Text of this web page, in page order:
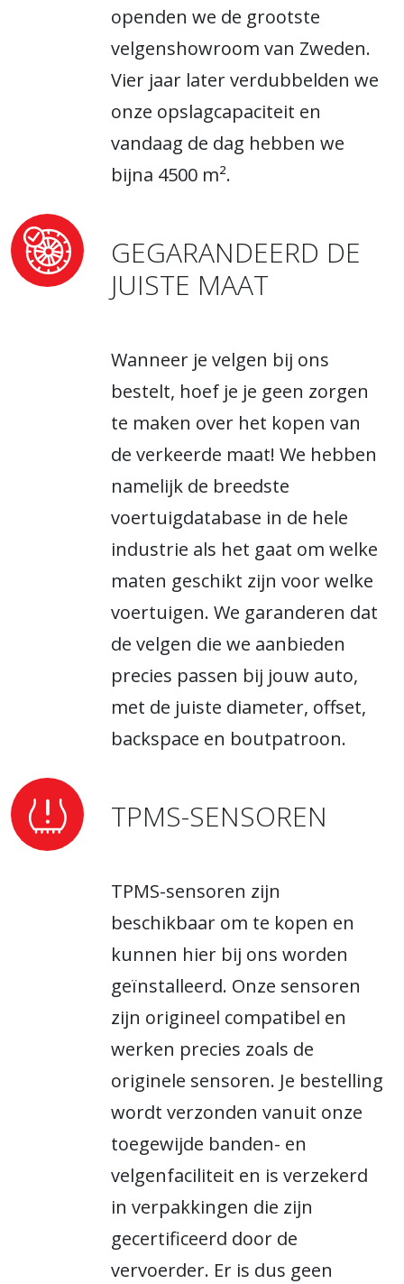
openden we de grootste
velgenshowroom van Zweden.
Vier jaar later verdubbelden we
onze opslagcapaciteit en
vandaag de dag hebben we
bijna 4500 m².
GEGARANDEERD DE
JUISTE MAAT
Wanneer je velgen bij ons
bestelt, hoef je je geen zorgen
te maken over het kopen van
de verkeerde maat! We hebben
namelijk de breedste
voertuigdatabase in de hele
industrie als het gaat om welke
maten geschikt zijn voor welke
voertuigen. We garanderen dat
de velgen die we aanbieden
precies passen bij jouw auto,
met de juiste diameter, offset,
backspace en boutpatroon.
TPMS-SENSOREN
TPMS-sensoren zijn
beschikbaar om te kopen en
kunnen hier bij ons worden
geïnstalleerd. Onze sensoren
zijn origineel compatibel en
werken precies zoals de
originele sensoren. Je bestelling
wordt verzonden vanuit onze
toegewijde banden- en
velgenfaciliteit en is verzekerd
in verpakkingen die zijn
gecertificeerd door de
vervoerder. Er is dus geen